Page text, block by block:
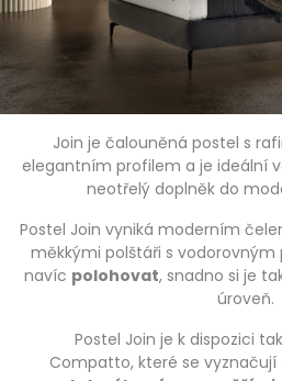
Join je čalouněná postel s
elegantním profilem a je ideální
neotřelý doplněk do
Postel Join vyniká moderním
měkkými polštáři s vodorovným
navíc polohovat, snadno si je
úroveň.
Postel Join je k dispozici
Compatto, které se vyznačují